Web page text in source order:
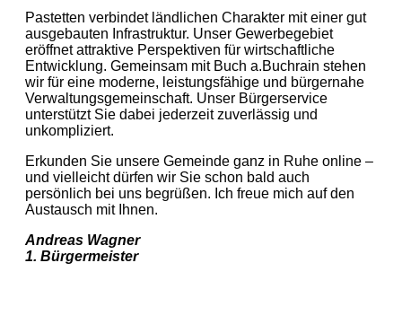
Pastetten verbindet ländlichen Charakter mit einer gut
ausgebauten Infrastruktur. Unser Gewerbegebiet
eröffnet attraktive Perspektiven für wirtschaftliche
Entwicklung. Gemeinsam mit Buch a.Buchrain stehen
wir für eine moderne, leistungsfähige und bürgernahe
Verwaltungsgemeinschaft. Unser Bürgerservice
unterstützt Sie dabei jederzeit zuverlässig und
unkompliziert.
Erkunden Sie unsere Gemeinde ganz in Ruhe online –
und vielleicht dürfen wir Sie schon bald auch
persönlich bei uns begrüßen. Ich freue mich auf den
Austausch mit Ihnen.
Andreas Wagner
1. Bürgermeister